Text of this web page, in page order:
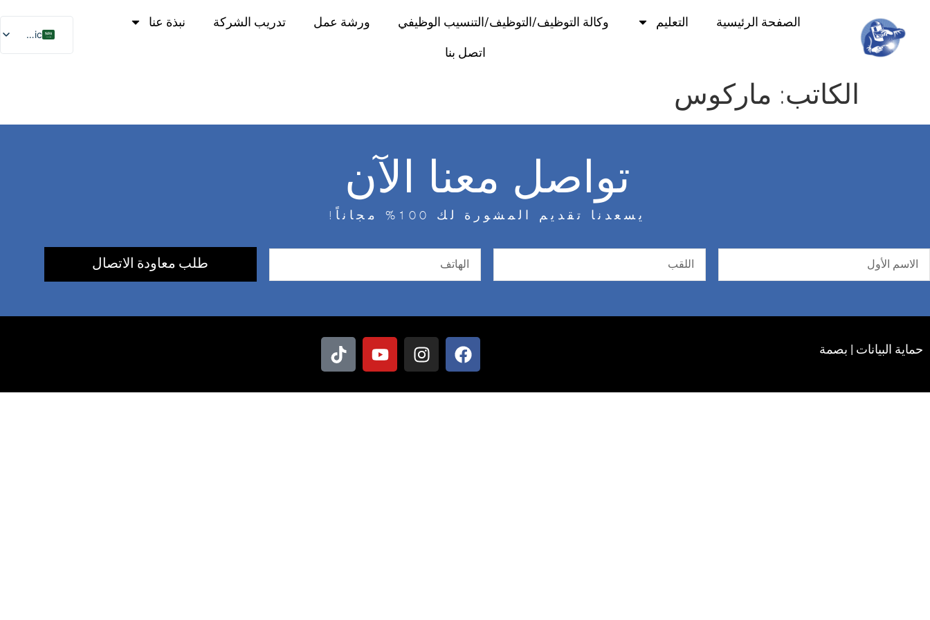
الصفحة الرئيسية التعليم وكالة التوظيف/التوظيف/التنسيب الوظيفي ورشة عمل تدريب الشركة نبذة عنا
اتصل بنا
Arabic
German
Turkish
الكاتب: ماركوس
تواصل معنا الآن
يسعدنا تقديم المشورة لك 100% مجاناً!
طلب معاودة الاتصال
حماية البيانات | بصمة